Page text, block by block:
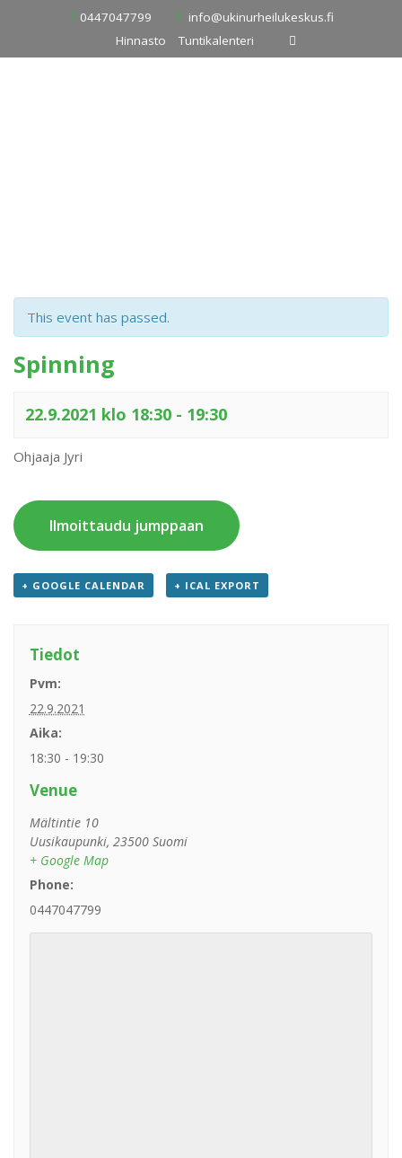
content
0447047799
info@ukinurheilukeskus.fi
Hinnasto
Tuntikalenteri
This event has passed.
Spinning
22.9.2021 klo 18:30 - 19:30
Ohjaaja Jyri
Ilmoittaudu jumppaan
+ GOOGLE CALENDAR + ICAL EXPORT
Tiedot
Pvm:
22.9.2021
Aika:
18:30 - 19:30
Venue
Mältintie 10
Uusikaupunki, 23500 Suomi
+ Google Map
Phone:
0447047799